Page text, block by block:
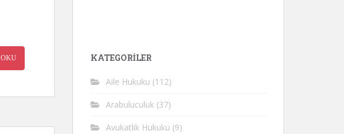
KATEGORİLER
Aile Hukuku (112)
Arabuluculuk (37)
Avukatlık Hukuku (9)